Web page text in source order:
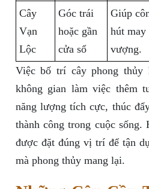
Cây
Vạn
Lộc
Góc trái
hoặc gần
cửa sổ
Giúp
hút may
vượng.
Việc bố trí cây phong
không gian làm việc thêm
năng lượng tích cực, thúc
thành công trong cuộc sống.
được đặt đúng vị trí để tận
mà phong thủy mang lại.